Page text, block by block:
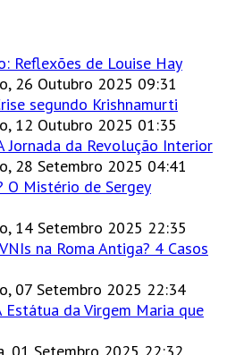
Reflexões de Louise Hay
26 Outubro 2025 09:31
segundo Krishnamurti
12 Outubro 2025 01:35
Jornada da Revolução Interior
28 Setembro 2025 04:41
O Mistério de Sergey
14 Setembro 2025 22:35
na Roma Antiga? 4 Casos
07 Setembro 2025 22:34
Estátua da Virgem Maria que